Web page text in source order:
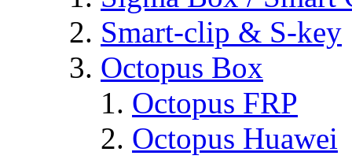
Smart-clip & S-key
Octopus Box
Octopus FRP
Octopus Huawei